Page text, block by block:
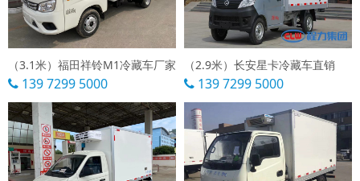
（3.1米）福田祥铃M1冷藏车厂家
139 7299 5000
（2.9米）长安星卡冷藏车直销
139 7299 5000